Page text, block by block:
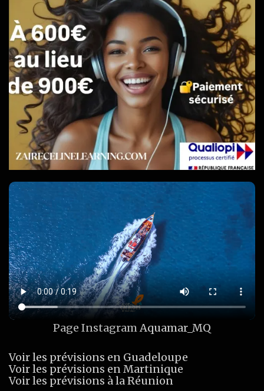
Page InstagramAquamar_MQ
Voir les prévisions en Guadeloupe
Voir les prévisions en Martinique
Voir les prévisions à la Réunion